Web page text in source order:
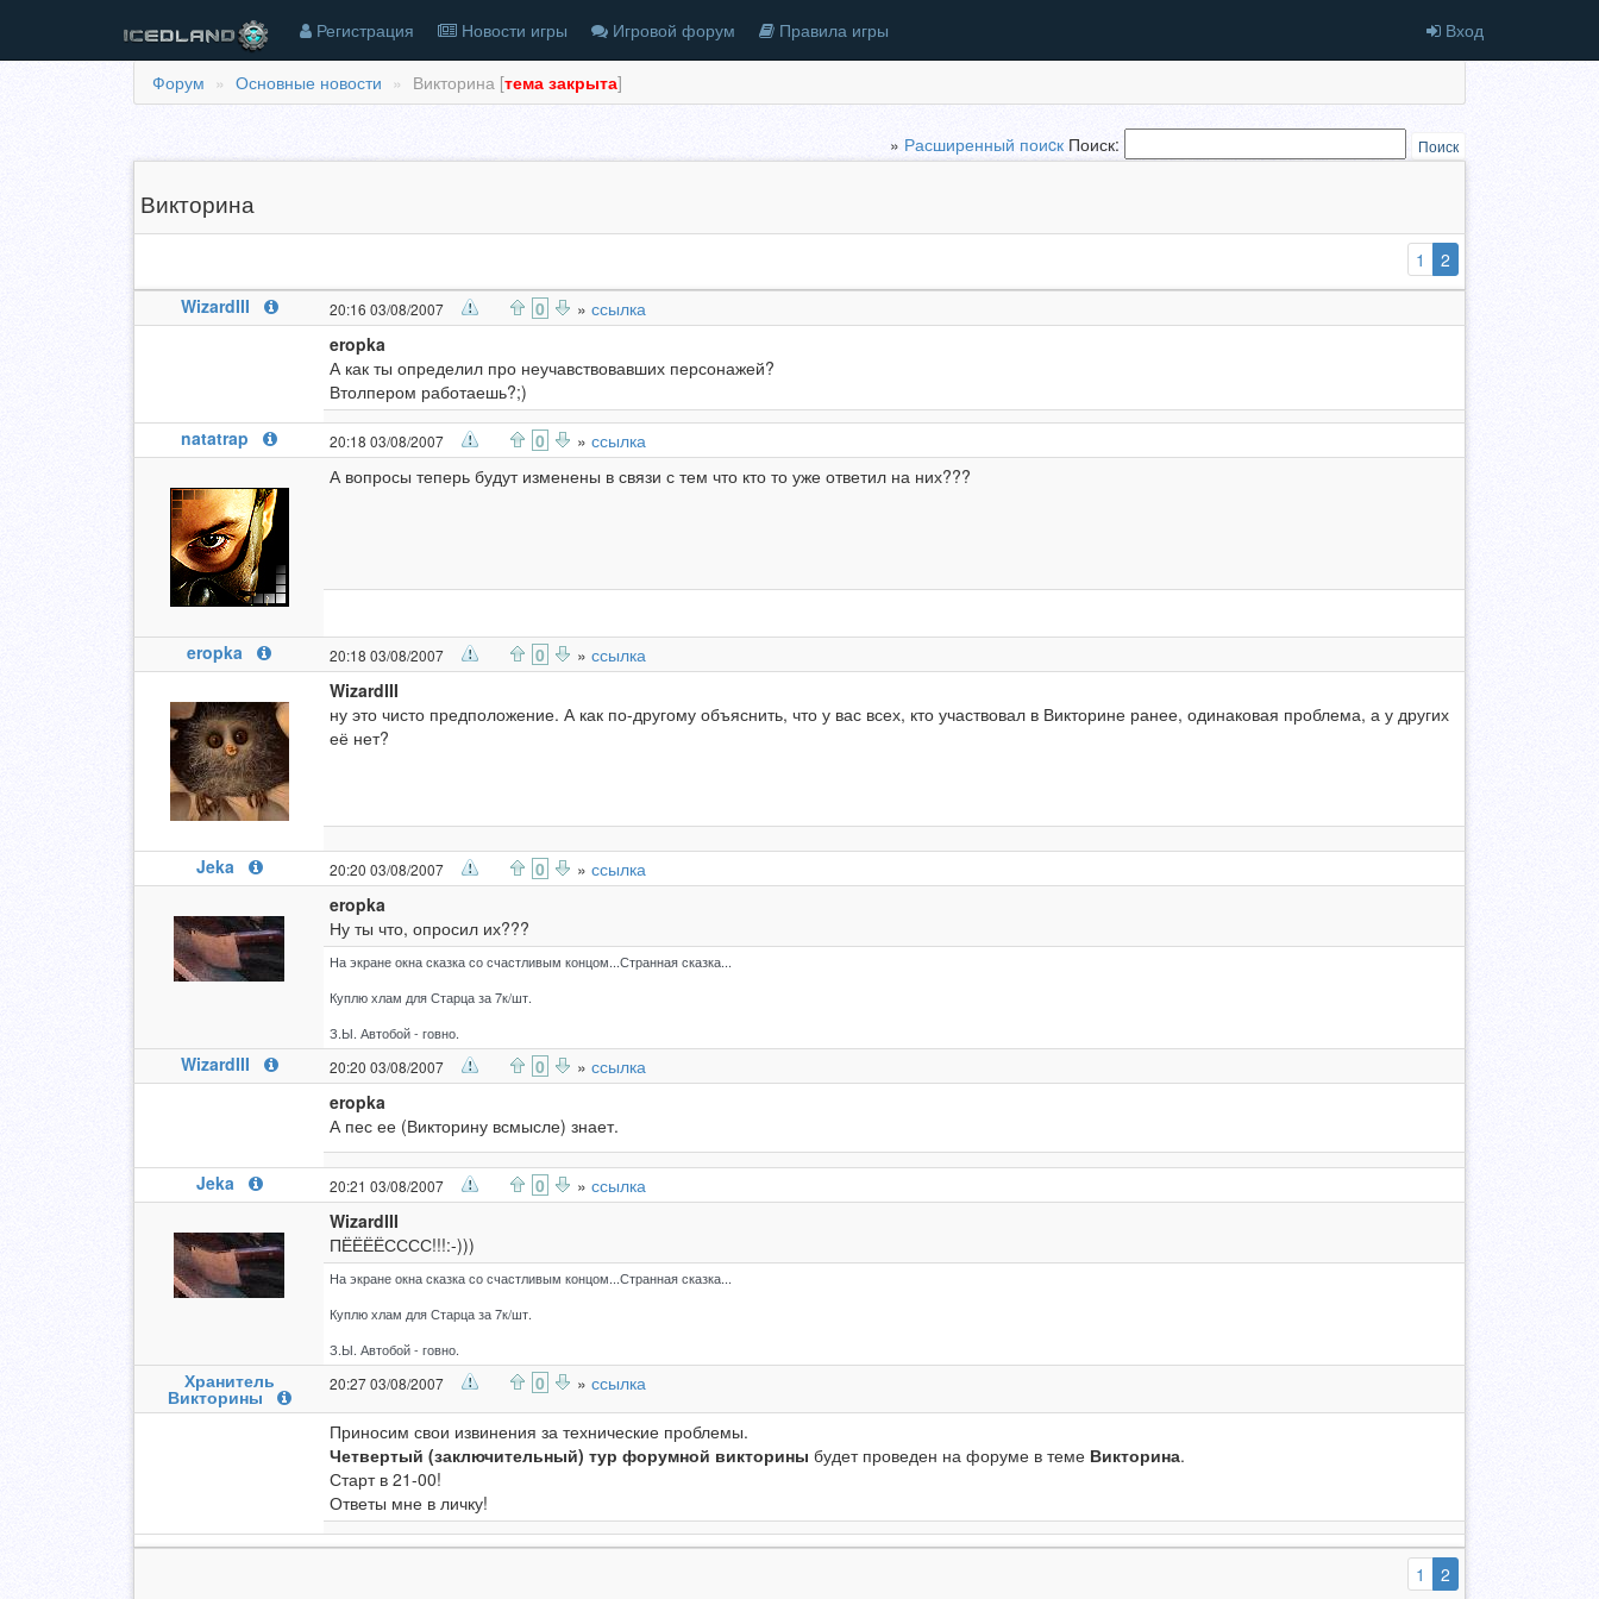
Регистрация Новости игры Игровой форум Правила игры Вход
Форум Основные новости Викторина [тема закрыта]
» Расширенный поиcк Поиск: Поиск
Викторина
1 2
WizardIII
20:16 03/08/2007 0 » ссылка
eropka
А как ты определил про неучавствовавших персонажей?
Втолпером работаешь?;)
natatrap
20:18 03/08/2007 0 » ссылка
А вопросы теперь будут изменены в связи с тем что кто то уже ответил на них???
eropka 20:18 03/08/2007 0 » ссылка
WizardIII
ну это чисто предположение. А как по-другому объяснить, что у вас всех, кто участвовал в Викторине ранее, одинаковая проблема, а у других
её нет?
Jeka 20:20 03/08/2007 0 » ссылка
eropka
Ну ты что, опросил их???
На экране окна сказка со счастливым концом...Странная сказка...
Куплю хлам для Старца за 7к/шт.
З.Ы. Автобой - говно.
WizardIII 20:20 03/08/2007 0 » ссылка
eropka
А пес ее (Викторину всмысле) знает.
Jeka 20:21 03/08/2007 0 » ссылка
WizardIII
ПЁЁЁЁСССС!!!:-)))
На экране окна сказка со счастливым концом...Странная сказка...
Куплю хлам для Старца за 7к/шт.
З.Ы. Автобой - говно.
Хранитель
Викторины
20:27 03/08/2007 0 » ссылка
Приносим свои извинения за технические проблемы.
Четвертый (заключительный) тур форумной викторины будет проведен на форуме в теме Викторина.
Старт в 21-00!
Ответы мне в личку!
1 2